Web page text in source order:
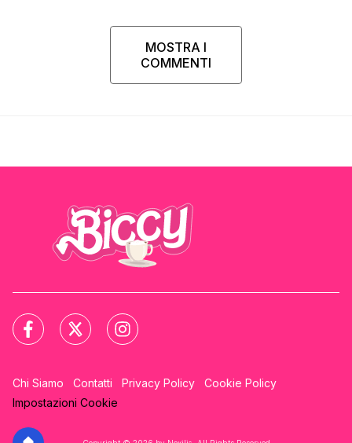
MOSTRA I
COMMENTI
Chi Siamo Contatti Privacy Policy
Cookie Policy
Impostazioni Cookie